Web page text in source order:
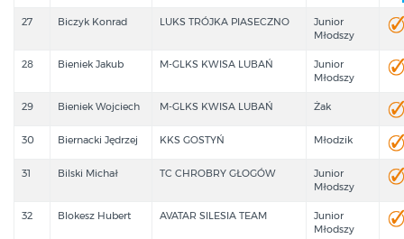
27 Biczyk Konrad LUKS TRÓJKA PIASECZNO
Junior
Młodszy
28 Bieniek Jakub M-GLKS KWISA LUBAŃ
Junior
Młodszy
29 Bieniek Wojciech M-GLKS KWISA LUBAŃ Żak
30 Biernacki Jędrzej KKS GOSTYŃ Młodzik
31 Bilski Michał TC CHROBRY GŁOGÓW
Junior
Młodszy
32 Blokesz Hubert AVATAR SILESIA TEAM
Junior
Młodszy